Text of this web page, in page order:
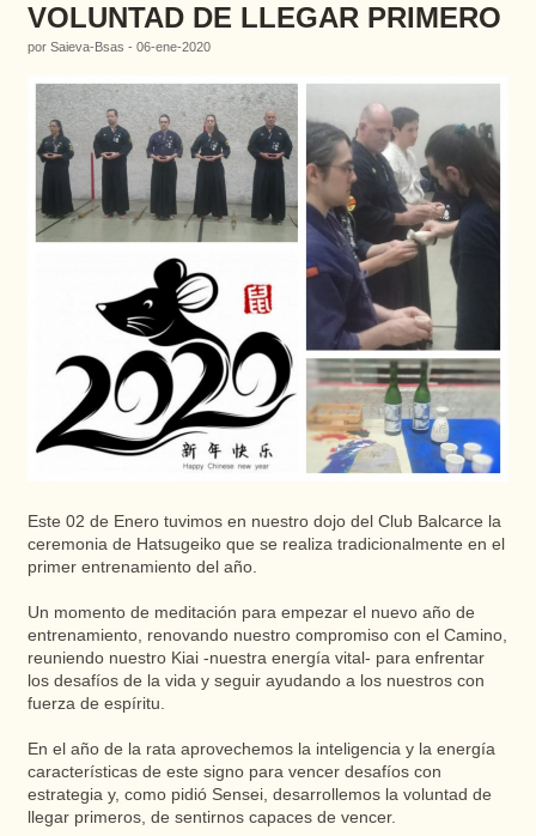
VOLUNTAD DE LLEGAR PRIMERO
por Saieva-Bsas - 06-ene-2020
Este 02 de Enero tuvimos en nuestro dojo del Club Balcarce la
ceremonia de Hatsugeiko que se realiza tradicionalmente en el
primer entrenamiento del año.
Un momento de meditación para empezar el nuevo año de
entrenamiento, renovando nuestro compromiso con el Camino,
reuniendo nuestro Kiai -nuestra energía vital- para enfrentar
los desafíos de la vida y seguir ayudando a los nuestros con
fuerza de espíritu.
En el año de la rata aprovechemos la inteligencia y la energía
características de este signo para vencer desafíos con
estrategia y, como pidió Sensei, desarrollemos la voluntad de
llegar primeros, de sentirnos capaces de vencer.